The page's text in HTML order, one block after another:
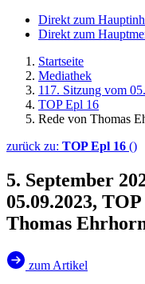
Direkt zum
Direkt zum
Startseite
Mediathek
117. Sitzung vom
TOP Epl 16
Rede von Thomas
zurück zu: TOP Epl 16 ()
5. September
05.09.2023,
Thomas
zum Artikel